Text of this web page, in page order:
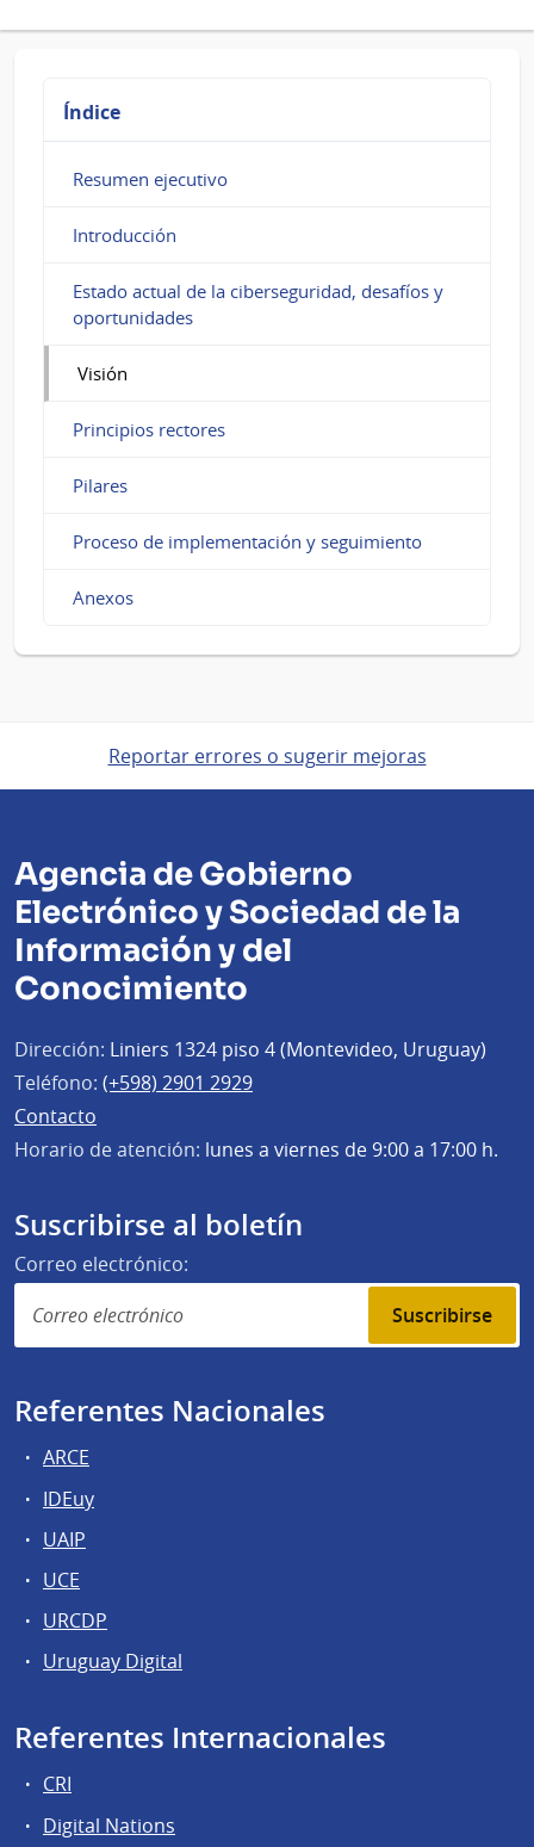
Índice
Resumen ejecutivo
Introducción
Estado actual de la ciberseguridad, desafíos y
oportunidades
Visión
Principios rectores
Pilares
Proceso de implementación y seguimiento
Anexos
Reportar errores o sugerir mejoras
Agencia de Gobierno
Electrónico y Sociedad de la
Información y del
Conocimiento
Dirección: Liniers 1324 piso 4 (Montevideo, Uruguay)
Teléfono: (+598) 2901 2929
Contacto
Horario de atención: lunes a viernes de 9:00 a 17:00 h.
Suscribirse al boletín
Correo electrónico:
Suscribirse
Referentes Nacionales
ARCE
IDEuy
UAIP
UCE
URCDP
Uruguay Digital
Referentes Internacionales
CRI
Digital Nations